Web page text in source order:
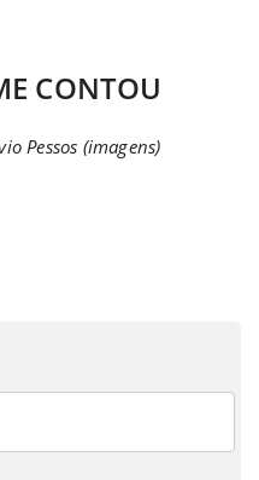
CONTOU
Pessos (imagens)